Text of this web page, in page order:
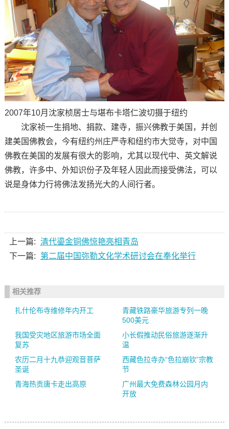
2007年10月沈家桢居士与堪布卡塔仁波切摄于纽约
沈家祯一生捐地、捐款、建寺，振兴佛教于美国，并创
建美国佛教会，今有纽约州庄严寺和纽约市大觉寺，对中国
佛教在美国的发展有很大的影响，尤其以现代中、英文解说
佛教，许多中、外知识份子及年轻人因此而接受佛法，可以
说是身体力行将佛法发扬光大的人间行者。
上一篇: 清代鎏金铜佛惊艳亮相青岛
下一篇:
第二届中国弥勒文化学术研讨会在奉化举行
相关推荐
扎什伦布寺维修年内开工
青藏铁路豪华旅游专列一晚
500美元
我国受灾地区旅游市场全面
复苏
小长假推动民俗旅游逐渐升
温
农历二月十九恭迎观音菩萨
圣诞
西藏色拉寺办“色拉崩钦”宗教
节
青海热贡唐卡走出高原
广州最大免费森林公园月内
开放